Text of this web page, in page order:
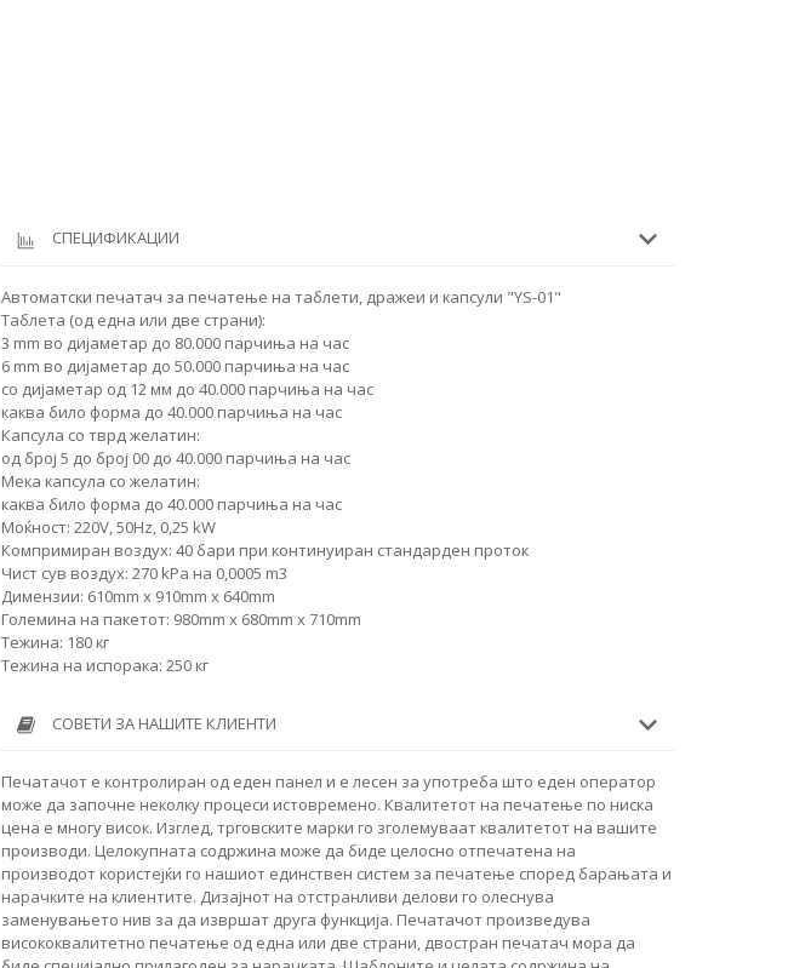
СПЕЦИФИКАЦИИ
Автоматски печатач за печатење на таблети, дражеи и капсули "YS-01"
Таблета (од една или две страни):
3 mm во дијаметар до 80.000 парчиња на час
6 mm во дијаметар до 50.000 парчиња на час
со дијаметар од 12 мм до 40.000 парчиња на час
каква било форма до 40.000 парчиња на час
Капсула со тврд желатин:
од број 5 до број 00 до 40.000 парчиња на час
Мека капсула со желатин:
каква било форма до 40.000 парчиња на час
Моќност: 220V, 50Hz, 0,25 kW
Компримиран воздух: 40 бари при континуиран стандарден проток
Чист сув воздух: 270 kPa на 0,0005 m3
Димензии: 610mm x 910mm x 640mm
Големина на пакетот: 980mm x 680mm x 710mm
Тежина: 180 кг
Тежина на испорака: 250 кг
СОВЕТИ ЗА НАШИТЕ КЛИЕНТИ
Печатачот е контролиран од еден панел и е лесен за употреба што еден оператор
може да започне неколку процеси истовремено. Квалитетот на печатење по ниска
цена е многу висок. Изглед, трговските марки го зголемуваат квалитетот на вашите
производи. Целокупната содржина може да биде целосно отпечатена на
производот користејќи го нашиот единствен систем за печатење според барањата и
нарачките на клиентите. Дизајнот на отстранливи делови го олеснува
заменувањето нив за да извршат друга функција. Печатачот произведува
висококвалитетно печатење од една или две страни, двостран печатач мора да